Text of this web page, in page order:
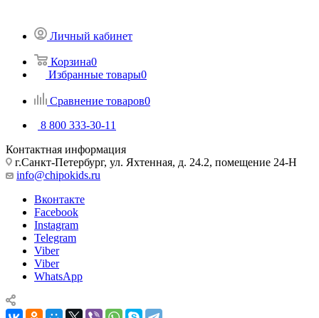
Личный кабинет
Корзина0
Избранные товары0
Сравнение товаров0
8 800 333-30-11
Контактная информация
г.Санкт-Петербург, ул. Яхтенная, д. 24.2, помещение 24-Н
info@chipokids.ru
Вконтакте
Facebook
Instagram
Telegram
Viber
Viber
WhatsApp